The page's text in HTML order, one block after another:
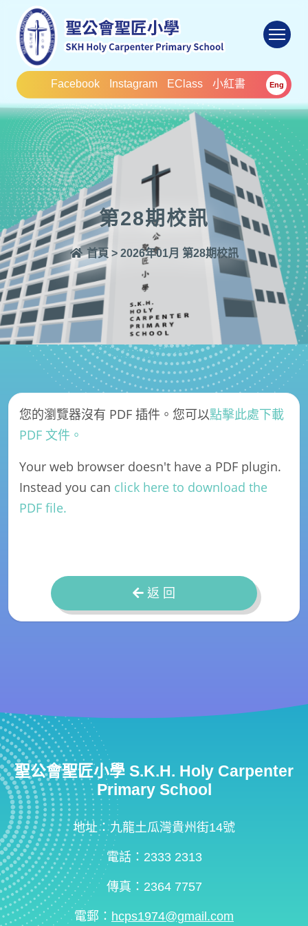
Facebook Instagram EClass 小紅書 Eng
第28期校訊
首頁 > 2026年01月 第28期校訊
您的瀏覽器沒有 PDF 插件。您可以點擊此處下載
PDF 文件。
Your web browser doesn't have a PDF plugin.
Instead you can click here to download the
PDF file.
返 回
聖公會聖匠小學 S.K.H. Holy Carpenter
Primary School
地址：九龍土瓜灣貴州街14號
電話：2333 2313
傳真：2364 7757
電郵： hcps1974@gmail.com